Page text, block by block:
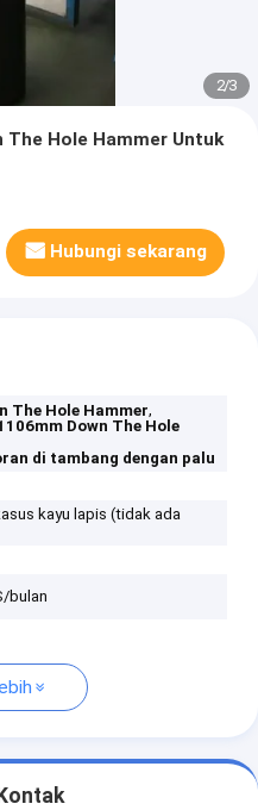
2/3
The Hole Hammer Untuk
Hubungi sekarang
The Hole Hammer,
Down The Hole
di tambang dengan palu
kayu lapis (tidak ada
bulan